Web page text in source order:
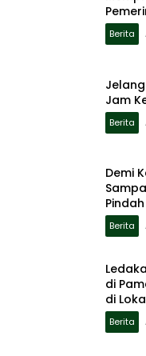
Berita
Jelang
Jam
Berita
Demi
Berita
di
di
Berita